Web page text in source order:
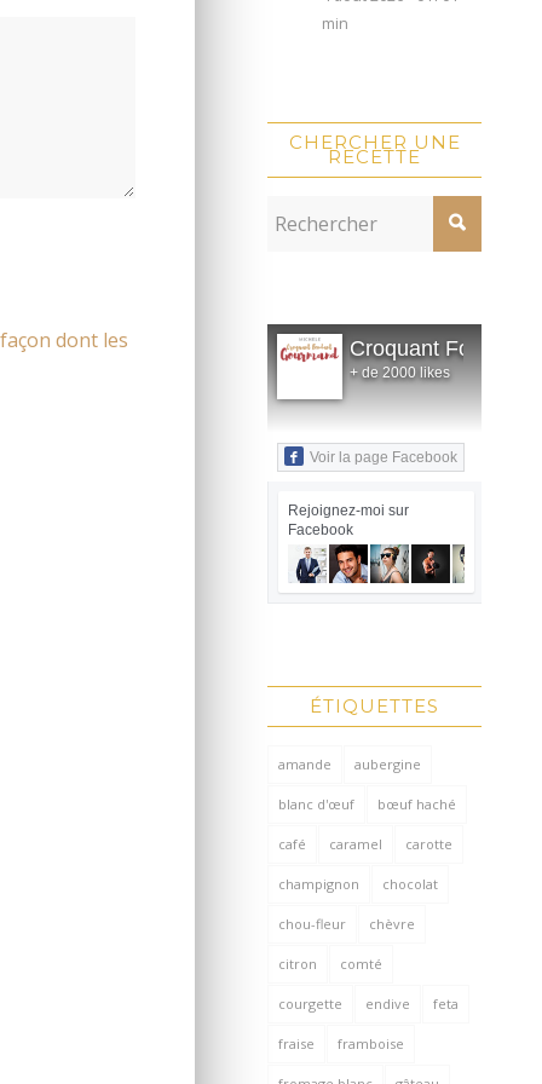
dont les
min
CHERCHER UNE
RECETTE
Croquant Fondant
+ de 2000 likes
Voir la page Facebook
Rejoignez-moi sur
Facebook
ÉTIQUETTES
amande aubergine
blanc d'œuf bœuf haché
café caramel carotte
champignon chocolat
chou-fleur chèvre
citron comté
courgette endive feta
fraise framboise